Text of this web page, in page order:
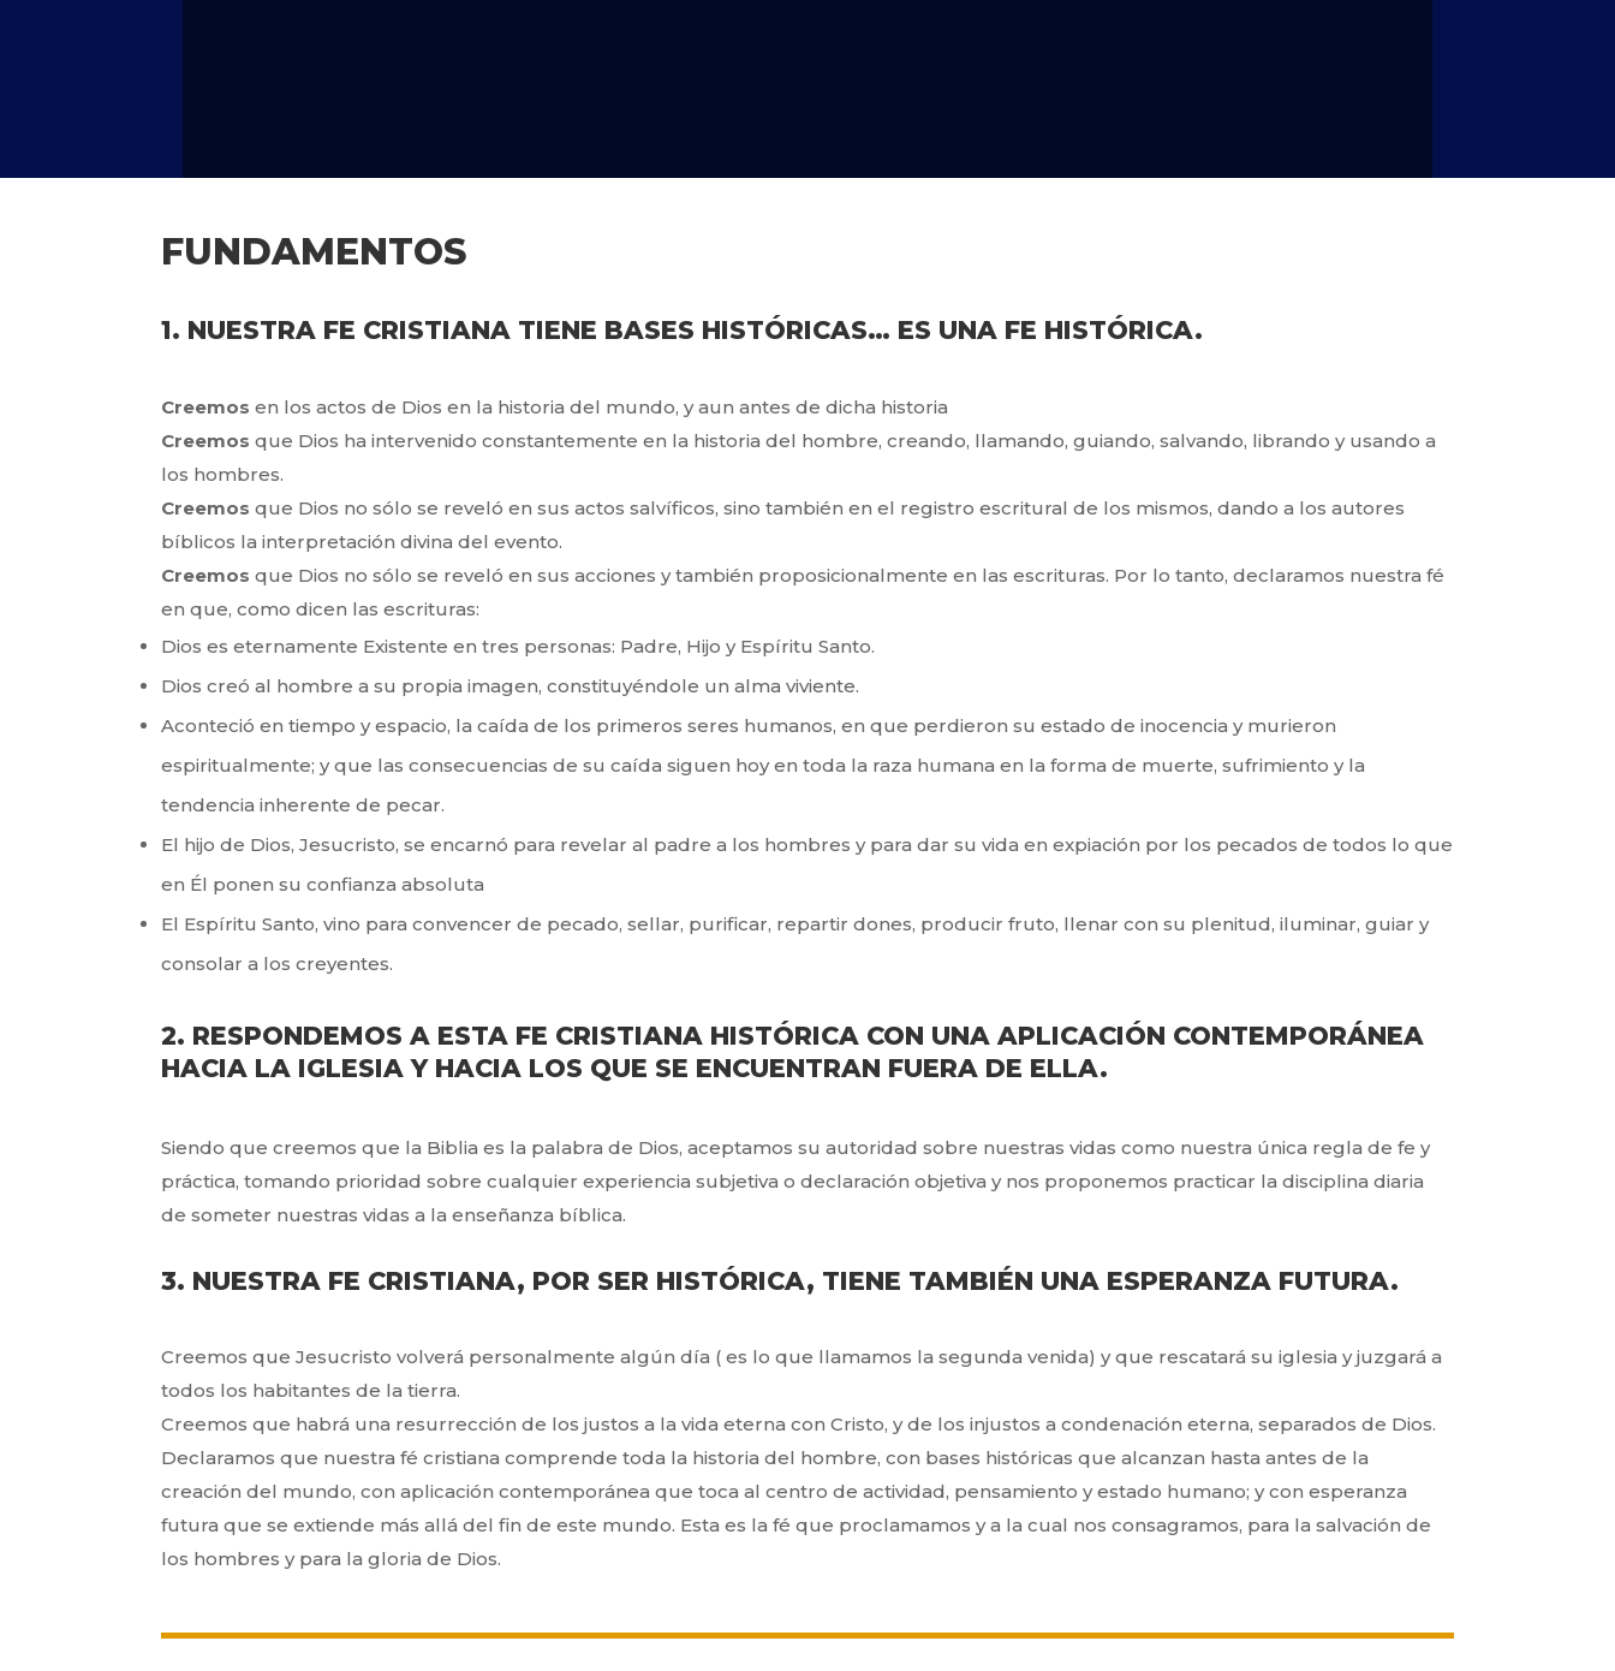
FUNDAMENTOS
1. NUESTRA FE CRISTIANA TIENE BASES HISTÓRICAS… ES UNA FE HISTÓRICA.
Creemos en los actos de Dios en la historia del mundo, y aun antes de dicha historia
Creemos que Dios ha intervenido constantemente en la historia del hombre, creando, llamando, guiando, salvando, librando y usando a
los hombres.
Creemos que Dios no sólo se reveló en sus actos salvíficos, sino también en el registro escritural de los mismos, dandoa los autores
bíblicos la interpretación divina del evento.
Creemos que Dios no sólo se reveló en sus acciones y también proposicionalmente en las escrituras. Por lo tanto,declaramos nuestra fé
en que, como dicen las escrituras:
Dios es eternamente Existente en tres personas: Padre, Hijo y Espíritu Santo.
Dios creó al hombre a su propia imagen, constituyéndole un alma viviente.
Aconteció en tiempo y espacio, la caída de los primeros seres humanos, en que perdieron su estado de inocencia y murieron
espiritualmente; y que las consecuencias de su caída siguen hoy en toda la raza humana en la forma de muerte,sufrimiento y la
tendencia inherente de pecar.
El hijo de Dios, Jesucristo, se encarnó para revelar al padre a los hombres y para dar su vida en expiación por los pecadosde todos lo que
en Él ponen su confianza absoluta
El Espíritu Santo, vino para convencer de pecado, sellar, purificar, repartir dones, producir fruto, llenar con su plenitud,iluminar, guiar y
consolar a los creyentes.
2. RESPONDEMOS A ESTA FE CRISTIANA HISTÓRICA CON UNA APLICACIÓN CONTEMPORÁNEA
HACIA LA IGLESIA Y HACIA LOS QUE SE ENCUENTRAN FUERA DE ELLA.
Siendo que creemos que la Biblia es la palabra de Dios, aceptamos su autoridad sobre nuestras vidas como nuestra única regla de fe y
práctica, tomando prioridad sobre cualquier experiencia subjetiva o declaración objetiva y nos proponemos practicar la disciplina diaria
de someter nuestras vidas a la enseñanza bíblica.
3. NUESTRA FE CRISTIANA, POR SER HISTÓRICA, TIENE TAMBIÉN UNA ESPERANZA FUTURA.
Creemos que Jesucristo volverá personalmente algún día ( es lo que llamamos la segunda venida) y que rescatará suiglesia y juzgará a
todos los habitantes de la tierra.
Creemos que habrá una resurrección de los justos a la vida eterna con Cristo, y de los injustos a condenación eterna,separados de Dios.
Declaramos que nuestra fé cristiana comprende toda la historia del hombre, con bases históricas que alcanzan hastaantes de la
creación del mundo, con aplicación contemporánea que toca al centro de actividad, pensamiento y estado humano; y con esperanza
futura que se extiende más allá del fin de este mundo. Esta es la fé que proclamamos y a la cual nos consagramos, para la salvación de
los hombres y para la gloria de Dios.